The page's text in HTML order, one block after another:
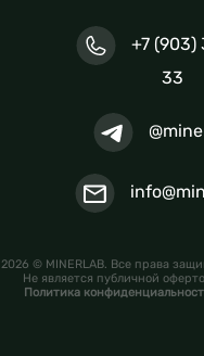
+7
33
2026 © MINERLAB. Все права
Не является публичной
Политика